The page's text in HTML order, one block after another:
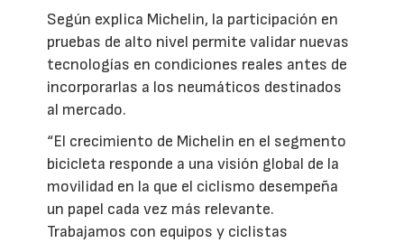
Según explica Michelin, la participación en
pruebas de alto nivel permite validar nuevas
tecnologías en condiciones reales antes de
incorporarlas a los neumáticos destinados
al mercado.
“El crecimiento de Michelin en el segmento
bicicleta responde a una visión global de la
movilidad en la que el ciclismo desempeña
un papel cada vez más relevante.
Trabajamos con equipos y ciclistas